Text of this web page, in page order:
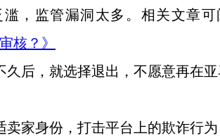
，监管漏洞太多。相关文章可
核？》
后，就选择退出，不愿意再在
家身份，打击平台上的欺诈行